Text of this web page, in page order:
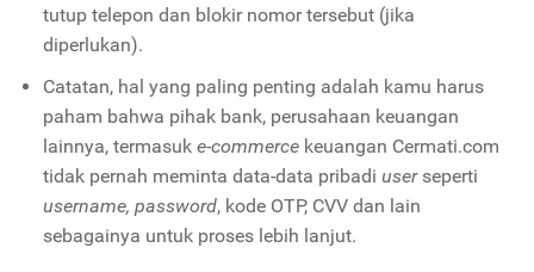
tutup telepon dan blokir nomor tersebut (jika
diperlukan).
Catatan, hal yang paling penting adalah kamu harus
paham bahwa pihak bank, perusahaan keuangan
lainnya, termasuk e-commercekeuangan Cermati.com
tidak pernah meminta data-data pribadi userseperti
username, password, kode OTP, CVV dan lain
sebagainya untuk proses lebih lanjut.